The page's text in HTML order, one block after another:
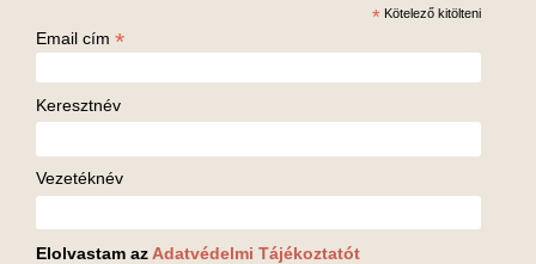
* Kötelező kitölteni
Email cím *
Keresztnév
Vezetéknév
Elolvastam az Adatvédelmi Tájékoztatót